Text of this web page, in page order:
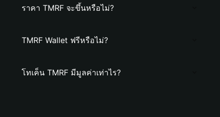
ราคา TMRF จะขึ้นหรือไม่?
TMRF Wallet ฟรีหรือไม่?
โทเค็น TMRF มีมูลค่าเท่าไร?